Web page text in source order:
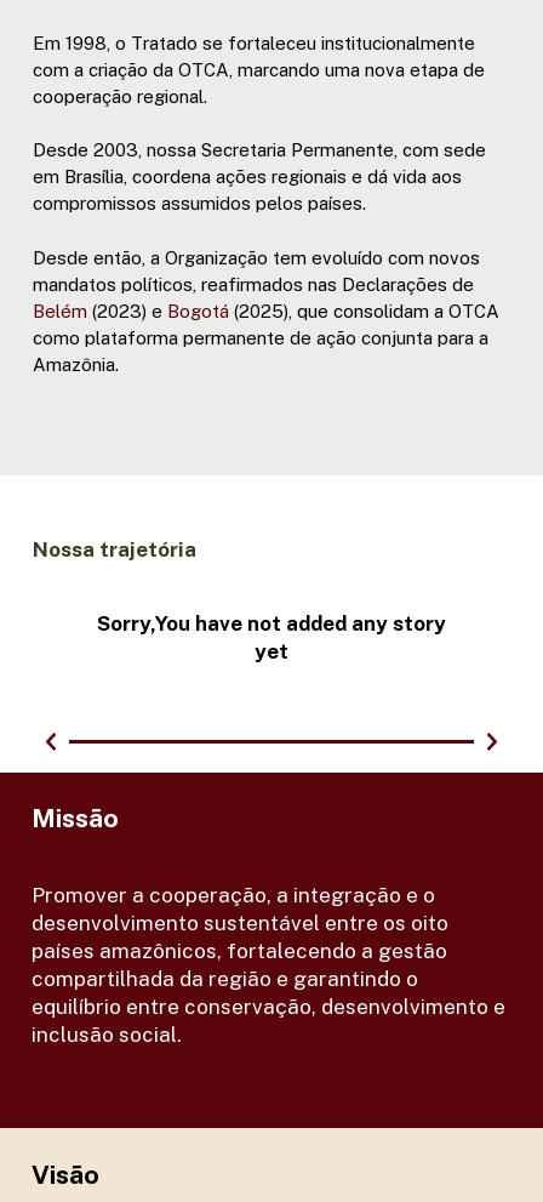
Em 1998, o Tratado se fortaleceu institucionalmente
com a criação da OTCA, marcando uma nova etapa de
cooperação regional.
Desde 2003, nossa Secretaria Permanente, com sede
em Brasília, coordena ações regionais e dá vida aos
compromissos assumidos pelos países.
Desde então, a Organização tem evoluído com novos
mandatos políticos, reafirmados nas Declarações de
Belém (2023) e Bogotá (2025), que consolidam a OTCA
como plataforma permanente de ação conjunta para a
Amazônia.
Nossa trajetória
Sorry,You have not added any story
yet
Missão
Promover a cooperação, a integração e o
desenvolvimento sustentável entre os oito
países amazônicos, fortalecendo a gestão
compartilhada da região e garantindo o
equilíbrio entre conservação, desenvolvimento e
inclusão social.
Visão